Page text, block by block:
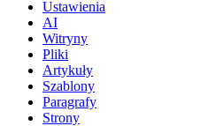
Ustawienia
AI
Witryny
Pliki
Artykuły
Szablony
Paragrafy
Strony